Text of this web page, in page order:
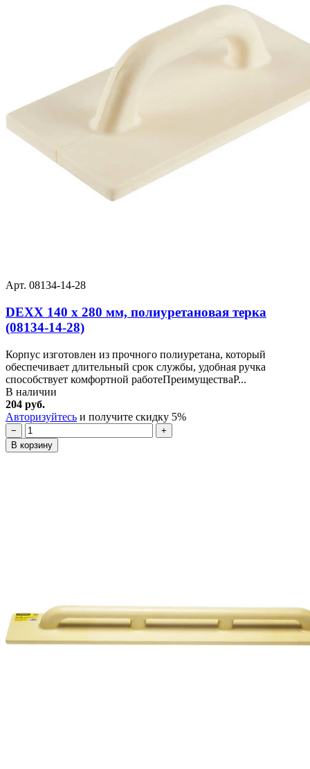
Арт. 08134-14-28
DEXX 140 х 280 мм, полиуретановая терка
(08134-14-28)
Корпус изготовлен из прочного полиуретана, который
обеспечивает длительный срок службы, удобная ручка
способствует комфортной работеПреимуществаР...
В наличии
204 руб.
Авторизуйтесь и получите скидку 5%
−
+
В корзину